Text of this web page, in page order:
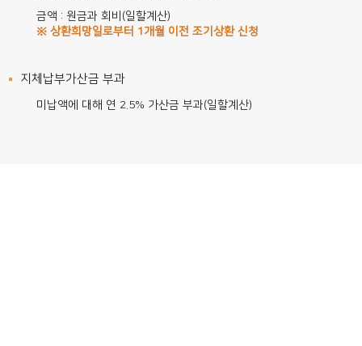
금액 : 원금과 회비(일할계산)
※ 상환희망일로부터 1개월 이전 조기상환 신청
지체납부가산금 부과
미납액에 대해 연 2.5% 가산금 부과(일할계산)